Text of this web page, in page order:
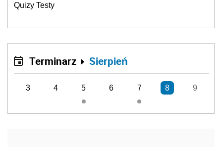
Quizy Testy
Terminarz Sierpień
3 4 5 6 7 8 9